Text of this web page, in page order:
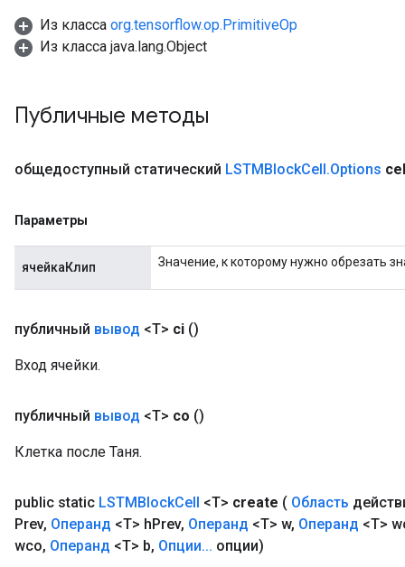
Из класса org.tensorflow.op.PrimitiveOp
Из класса java.lang.Object
Публичные методы
общедоступный статический LSTMBlockCell.Options
Параметры
ячейкаКлип Значение, к которому нужно обрезать
публичный вывод <T> ci ()
Вход ячейки.
публичный вывод <T> co ()
Клетка после Таня.
public static LSTMBlockCell <T> create ( Область
Prev, Операнд <T> hPrev, Операнд <T> w, Операнд <T>
wco, Операнд <T> b, Опции... опции)